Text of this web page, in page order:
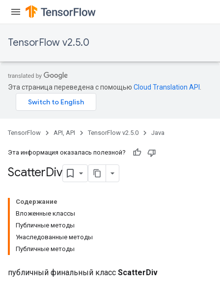
TensorFlow v2.5.0
Эта страница переведена с помощью Cloud Translation API
TensorFlow API, API TensorFlow v2.5.0 Java
Эта информация оказалась полезной?
ScatterDiv
Содержание
Вложенные классы
Публичные методы
Унаследованные методы
Публичные методы
публичный финальный класс ScatterDiv